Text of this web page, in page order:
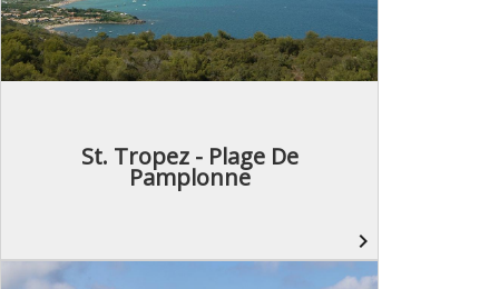
St. Tropez - Plage De
Pamplonne
navigate_next